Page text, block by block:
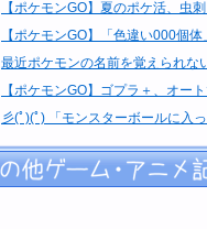
【ポケモンGO】夏のポケ活、虫
【ポケモンGO】「色違い000個
最近ポケモンの名前を覚えられな
【ポケモンGO】ゴプラ＋、オー
彡(ﾟ)(ﾟ) 「モンスターボールに入